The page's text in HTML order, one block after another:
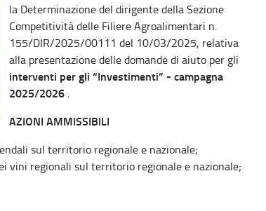
la Determinazione del dirigente della Sezione
Competitività delle Filiere Agroalimentari n.
155/DIR/2025/00111 del 10/03/2025, relativa
alla presentazione delle domande di aiuto per gli
interventi per gli “Investimenti” - campagna
2025/2026 .
AZIONI AMMISSIBILI
sul territorio regionale e nazionale;
vini regionali sul territorio regionale e nazionale;